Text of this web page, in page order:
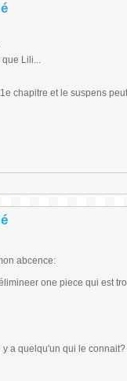
que Lili...
chapitre et le suspens
abcence:
one piece qui est
y a quelqu'un qui le connait?